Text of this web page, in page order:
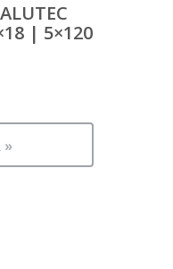
| 5×120
»